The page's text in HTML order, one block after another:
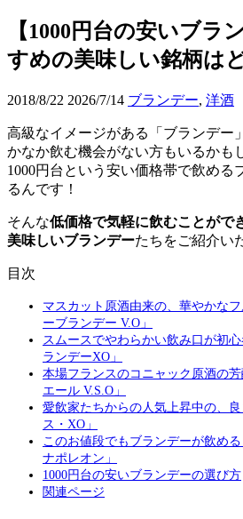
【1000円台の安いブラ
すめの美味しい銘柄は
2018/8/22 2026/7/14 ブランデー, 洋酒
高級なイメージがある「ブランデー
かなか飲む機会がない方もいるかも
1000円台という安い価格帯で飲める
るんです！
そんな低価格で気軽に飲むことがで
美味しいブランデーたちをご紹介い
目次
マスカット原酒由来の、華やかな
ーブランデー V.O」
スムースでやわらかい飲み口が初
ランデーXO」
本場フランスのコニャック原酒の
エール V.S.O」
愛飲家たちからの人気上昇中の、
ス・XO」
このお値段でもブランデーが飲め
ナポレオン」
1000円台の安いブランデーの選び方
関連ページ